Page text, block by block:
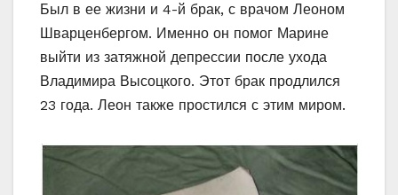
Был в ее жизни и 4-й брак, с врачом Леоном
Шварценбергом. Именно он помог Марине
выйти из затяжной депрессии после ухода
Владимира Высоцкого. Этот брак продлился
23 года. Леон также простился с этим миром.